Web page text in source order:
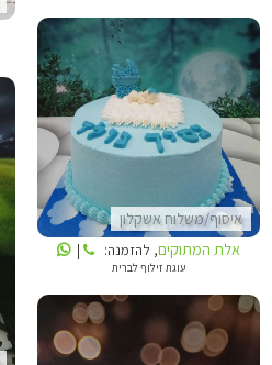
איסוף/משלוח אשקלון
אלת המתוקים
אלת המתוקים, להזמנה: |
עוגת זילוף לברית